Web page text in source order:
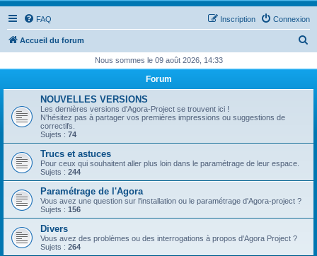
FAQ Connexion
Inscription
Accueil du forum
h
c
Nous sommes le 09 août 2026, 14:33
Forum
NOUVELLES VERSIONS
Les dernières versions d'Agora-Project se trouvent ici !
N'hésitez pas à partager vos premières impressions ou suggestions de
correctifs.
Sujets : 74
Trucs et astuces
Pour ceux qui souhaitent aller plus loin dans le paramétrage de leur espace.
Sujets : 244
Paramétrage de l'Agora
Vous avez une question sur l'installation ou le paramétrage d'Agora-project ?
Sujets : 156
Divers
Vous avez des problèmes ou des interrogations à propos d'Agora Project ?
Sujets : 264